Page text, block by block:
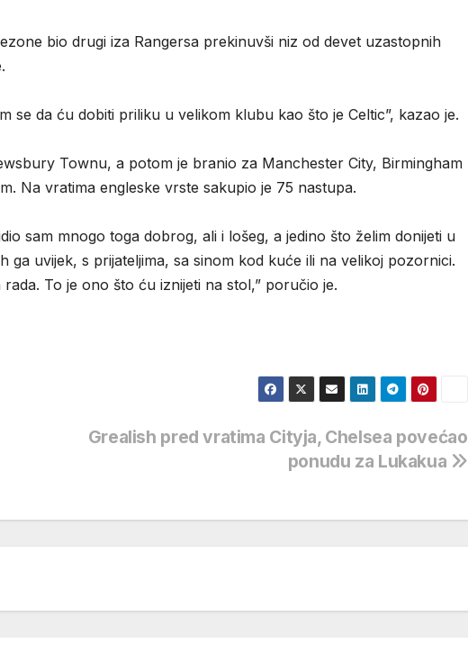
bio drugi iza Rangersa prekinuvši niz od devet uzastopnih
se da ću dobiti priliku u velikom klubu kao što je Celtic”, kazao je.
Townu, a potom je branio za Manchester City, Birmingham
Na vratima engleske vrste sakupio je 75 nastupa.
sam mnogo toga dobrog, ali i lošeg, a jedino što želim donijeti u
ga uvijek, s prijateljima, sa sinom kod kuće ili na velikoj pozornici.
To je ono što ću iznijeti na stol,” poručio je.
Grealish pred vratima Cityja, Chelsea povećao
ponudu za Lukakua